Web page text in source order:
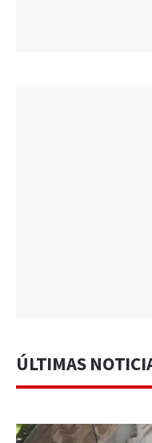
ÚLTIMAS